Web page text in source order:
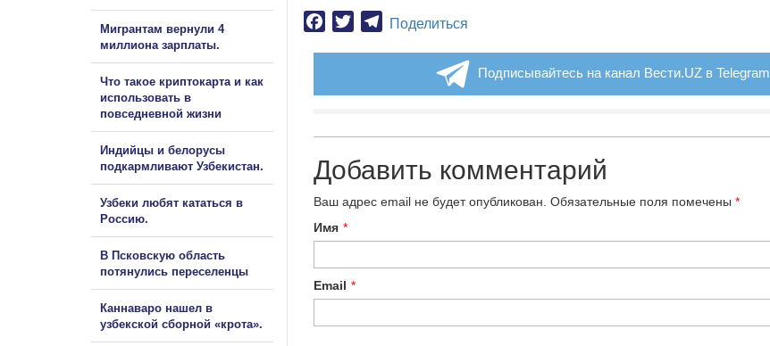
Facebook
TwitterTelegram
Поделиться
Подписывайтесь на канал Вести.UZ в Telegram
Добавить комментарий
Ваш адрес email не будет опубликован. Обязательные поля помечены *
Имя *
Email *
Мигрантам вернули 4
миллиона зарплаты.
Что такое криптокарта и как
использовать в
повседневной жизни
Индийцы и белорусы
подкармливают Узбекистан.
Узбеки любят кататься в
Россию.
В Псковскую область
потянулись переселенцы
Каннаваро нашел в
узбекской сборной «крота».